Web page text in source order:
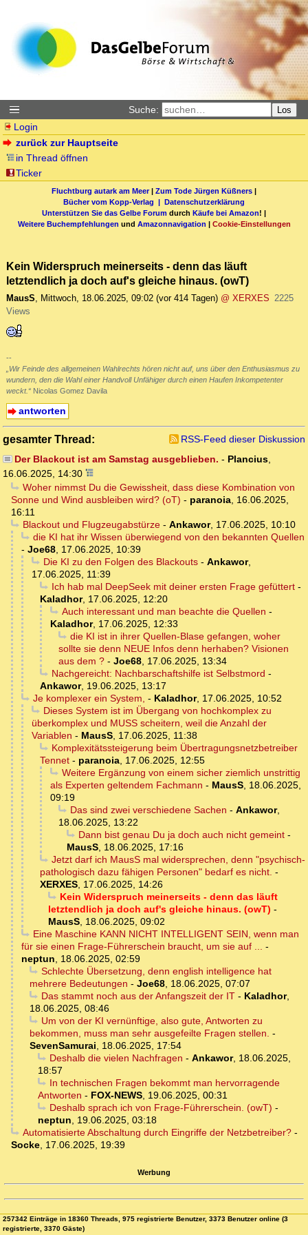
Suche: Los
Login
zurück zur Hauptseite
in Thread öffnen
Ticker
Fluchtburg autark am Meer| Zum Tode Jürgen Küßners |
Bücher vom Kopp-Verlag | Datenschutzerklärung
Unterstützen Sie das Gelbe Forum durch Käufe bei Amazon! |
Weitere Buchempfehlungen und Amazonnavigation | Cookie-Einstellungen
Kein Widerspruch meinerseits - denn das läuft
letztendlich ja doch auf's gleiche hinaus. (owT)
MausS, Mittwoch, 18.06.2025, 09:02 (vor 414 Tagen) @ XERXES 2225
Views
--
„Wir Feinde des allgemeinen Wahlrechts hören nicht auf, uns über den Enthusiasmus zu
wundern, den die Wahl einer Handvoll Unfähiger durch einen Haufen Inkompetenter
weckt.“ Nicolas Gomez Davila
antworten
gesamter Thread:
RSS-Feed dieser Diskussion
Der Blackout ist am Samstag ausgeblieben. - Plancius,
16.06.2025, 14:30
Woher nimmst Du die Gewissheit, dass diese Kombination von
Sonne und Wind ausbleiben wird? (oT) - paranoia, 16.06.2025,
16:11
Blackout und Flugzeugabstürze- Ankawor, 17.06.2025, 10:10
die KI hat ihr Wissen überwiegend von den bekannten Quellen
- Joe68, 17.06.2025, 10:39
Die KI zu den Folgen des Blackouts- Ankawor,
17.06.2025, 11:39
Ich hab mal DeepSeek mit deiner ersten Frage gefüttert-
Kaladhor, 17.06.2025, 12:20
Auch interessant und man beachte die Quellen -
Kaladhor, 17.06.2025, 12:33
die KI ist in ihrer Quellen-Blase gefangen, woher
sollte sie denn NEUE Infos denn herhaben? Visionen
aus dem ? - Joe68, 17.06.2025, 13:34
Nachgereicht: Nachbarschaftshilfe ist Selbstmord -
Ankawor, 19.06.2025, 13:17
Je komplexer ein System, - Kaladhor, 17.06.2025, 10:52
Dieses System ist im Übergang von hochkomplex zu
überkomplex und MUSS scheitern, weil die Anzahl der
Variablen - MausS, 17.06.2025, 11:38
Komplexitätssteigerung beim Übertragungsnetzbetreiber
Tennet - paranoia, 17.06.2025, 12:55
Weitere Ergänzung von einem sicher ziemlich unstrittig
als Experten geltendem Fachmann - MausS, 18.06.2025,
09:19
Das sind zwei verschiedene Sachen - Ankawor,
18.06.2025, 13:22
Dann bist genau Du ja doch auch nicht gemeint-
MausS, 18.06.2025, 17:16
Jetzt darf ich MausS mal widersprechen, denn "psychisch-
pathologisch dazu fähigen Personen" bedarf es nicht. -
XERXES, 17.06.2025, 14:26
Kein Widerspruch meinerseits - denn das läuft
letztendlich ja doch auf's gleiche hinaus. (owT) -
MausS, 18.06.2025, 09:02
Eine Maschine KANN NICHT INTELLIGENT SEIN, wenn man
für sie einen Frage-Führerschein braucht, um sie auf ... -
neptun, 18.06.2025, 02:59
Schlechte Übersetzung, denn english intelligence hat
mehrere Bedeutungen - Joe68, 18.06.2025, 07:07
Das stammt noch aus der Anfangszeit der IT- Kaladhor,
18.06.2025, 08:46
Um von der KI vernünftige, also gute, Antworten zu
bekommen, muss man sehr ausgefeilte Fragen stellen. -
SevenSamurai, 18.06.2025, 17:54
Deshalb die vielen Nachfragen - Ankawor, 18.06.2025,
18:57
In technischen Fragen bekommt man hervorragende
Antworten - FOX-NEWS, 19.06.2025, 00:31
Deshalb sprach ich von Frage-Führerschein. (owT) -
neptun, 19.06.2025, 03:18
Automatisierte Abschaltung durch Eingriffe der Netzbetreiber?-
Socke, 17.06.2025, 19:39
Werbung
257342 Einträge in 18360 Threads, 975 registrierte Benutzer, 3373 Benutzer online (3
registrierte, 3370 Gäste)